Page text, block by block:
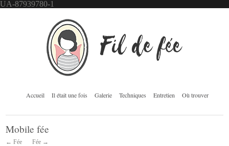
UA-87939780-1
Accueil Il était une fois Galerie Techniques Entretien Où trouver
Mobile fée
← Fée Fée →